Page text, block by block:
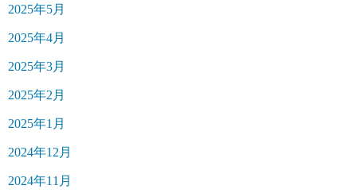
2025年5月
2025年4月
2025年3月
2025年2月
2025年1月
2024年12月
2024年11月